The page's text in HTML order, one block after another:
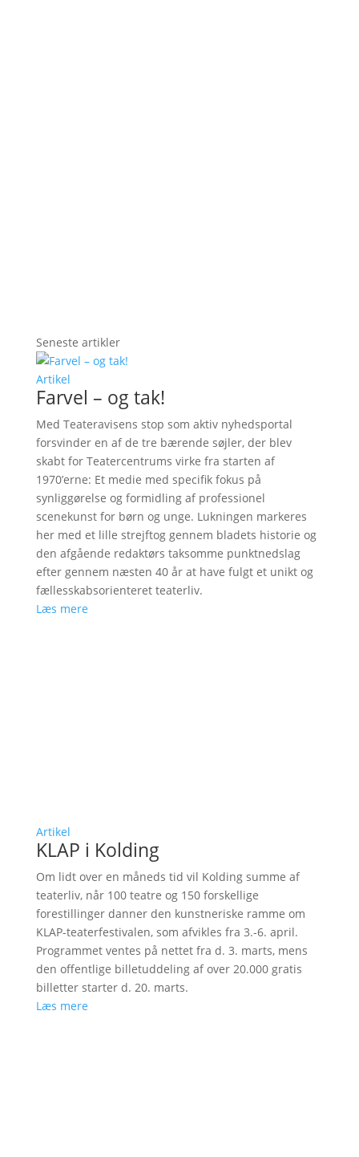
Seneste artikler
Artikel
Farvel – og tak!
Med Teateravisens stop som aktiv nyhedsportal
forsvinder en af de tre bærende søjler, der blev
skabt for Teatercentrums virke fra starten af
1970’erne: Et medie med specifik fokus på
synliggørelse og formidling af professionel
scenekunst for børn og unge. Lukningen markeres
her med et lille strejftog gennem bladets historie og
den afgående redaktørs taksomme punktnedslag
efter gennem næsten 40 år at have fulgt et unikt og
fællesskabsorienteret teaterliv.
Læs mere
Artikel
KLAP i Kolding
Om lidt over en måneds tid vil Kolding summe af
teaterliv, når 100 teatre og 150 forskellige
forestillinger danner den kunstneriske ramme om
KLAP-teaterfestivalen, som afvikles fra 3.-6. april.
Programmet ventes på nettet fra d. 3. marts, mens
den offentlige billetuddeling af over 20.000 gratis
billetter starter d. 20. marts.
Læs mere